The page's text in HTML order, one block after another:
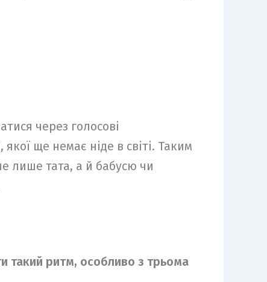
через голосові
ще немає ніде в світі. Таким
лише тата, а й бабусю чи
такий ритм, особливо з трьома